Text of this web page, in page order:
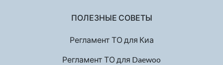
ПОЛЕЗНЫЕ СОВЕТЫ
Регламент ТО для Киа
Регламент ТО для Daewoo